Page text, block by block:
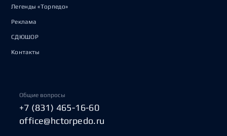
Легенды «Торпедо»
Реклама
СДЮШОР
Контакты
Общие вопросы
+7 (831) 465-16-60
office@hctorpedo.ru